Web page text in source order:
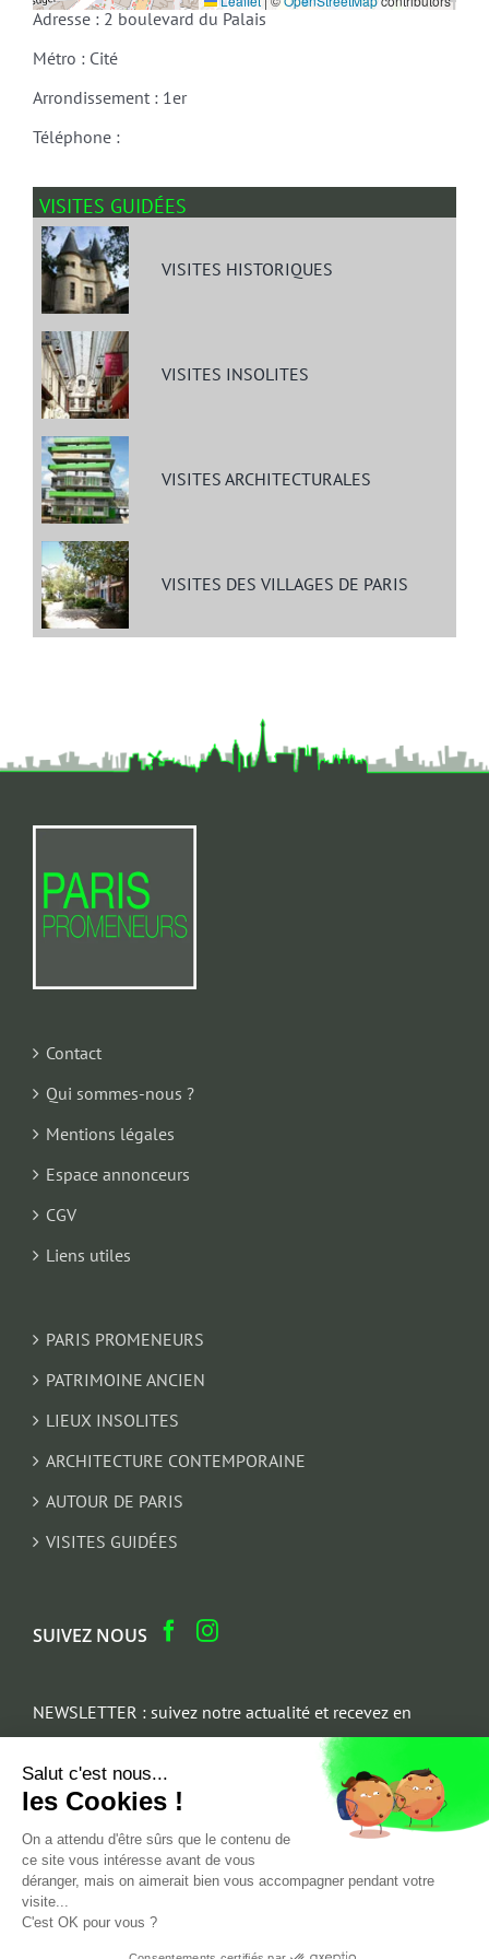
Adresse : 2 boulevard du Palais
Métro : Cité
Arrondissement : 1er
Téléphone :
VISITES GUIDÉES
VISITES HISTORIQUES
VISITES INSOLITES
VISITES ARCHITECTURALES
VISITES DES VILLAGES DE PARIS
Contact
Qui sommes-nous ?
Mentions légales
Espace annonceurs
CGV
Liens utiles
PARIS PROMENEURS
PATRIMOINE ANCIEN
LIEUX INSOLITES
ARCHITECTURE CONTEMPORAINE
AUTOUR DE PARIS
VISITES GUIDÉES
SUIVEZ NOUS
NEWSLETTER : suivez notre actualité et recevez en
cadeau un parcours architectural du Marais
Email
Salut c'est nous...
les Cookies !
On a attendu d'être sûrs que le contenu de
ce site vous intéresse avant de vous
déranger, mais on aimerait bien vous accompagner pendant votre
visite...
C'est OK pour vous ?